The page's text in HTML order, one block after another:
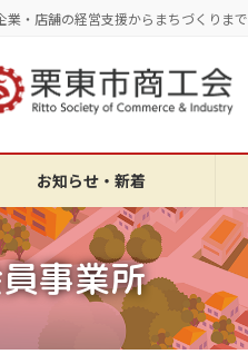
業・店舗の経営支援からまちづくりまで
お知らせ・新着
事業所